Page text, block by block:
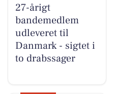
27-årigt
bandemedlem
udleveret til
Danmark - sigtet i
to drabssager